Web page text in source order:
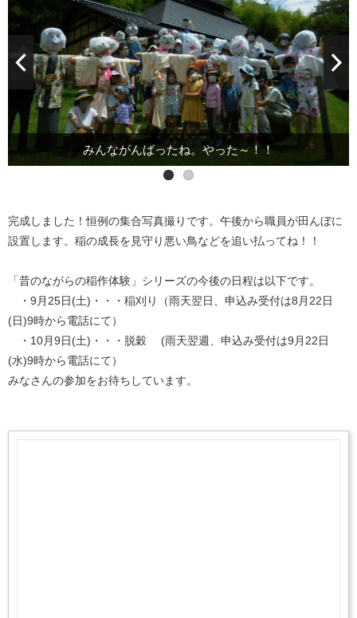
みんながんばったね。やった～！！
かかしさんだけ、ハイポーズ！
完成しました！恒例の集合写真撮りです。午後から職員が田んぼに
設置します。稲の成長を見守り悪い鳥などを追い払ってね！！
「昔のながらの稲作体験」シリーズの今後の日程は以下です。
・9月25日(土)・・・稲刈り（雨天翌日、申込み受付は8月22日
(日)9時から電話にて）
・10月9日(土)・・・脱穀 (雨天翌週、申込み受付は9月22日
(水)9時から電話にて）
みなさんの参加をお待ちしています。